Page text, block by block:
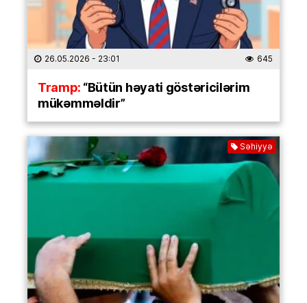
26.05.2026 - 23:01 645
Tramp:“Bütün həyati göstəricilərim
mükəmməldir”
Səhiyyə